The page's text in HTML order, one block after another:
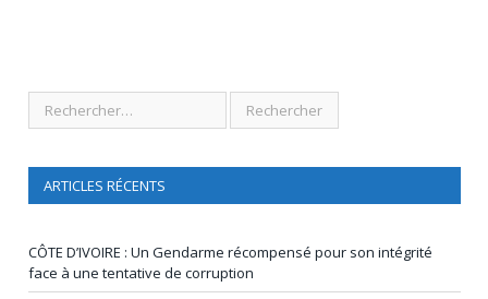
ARTICLES RÉCENTS
CÔTE D’IVOIRE : Un Gendarme récompensé pour son intégrité
face à une tentative de corruption